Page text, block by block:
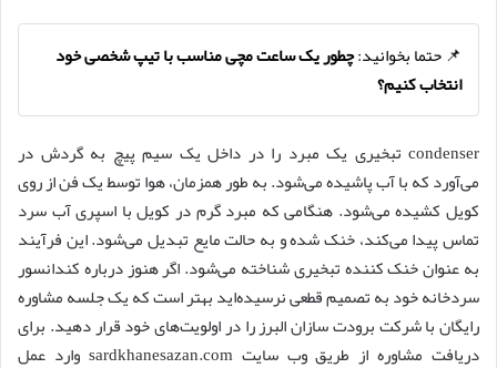
📌 حتما بخوانید:چطور یک ساعت مچی مناسب با تیپ شخصی خود
انتخاب کنیم؟
condenser تبخیری یک مبرد را در داخل یک سیم پیچ به گردش در
می‌آورد که با آب پاشیده می‌شود. به طور همزمان، هوا توسط یک فن از روی
کویل کشیده می‌شود. هنگامی که مبرد گرم در کویل با اسپری آب سرد
تماس پیدا می‌کند، خنک شده و به حالت مایع تبدیل می‌شود. این فرآیند
به عنوان خنک کننده تبخیری شناخته می‌شود. اگر هنوز درباره کندانسور
سردخانه خود به تصمیم قطعی نرسیده‌اید بهتر است که یک جلسه مشاوره
رایگان با شرکت برودت سازان البرز را در اولویت‌های خود قرار دهید. برای
دریافت مشاوره از طریق وب سایت sardkhanesazan.com وارد عمل